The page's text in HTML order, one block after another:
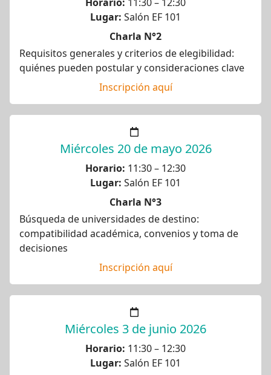
Lugar: Salón EF 101
Charla N°2
Requisitos generales y criterios de elegibilidad:
quiénes pueden postular y consideraciones clave
Inscripción aquí
Miércoles 20 de mayo 2026
Horario: 11:30 – 12:30
Lugar: Salón EF 101
Charla N°3
Búsqueda de universidades de destino:
compatibilidad académica, convenios y toma de
decisiones
Inscripción aquí
Miércoles 3 de junio 2026
Horario: 11:30 – 12:30
Lugar: Salón EF 101